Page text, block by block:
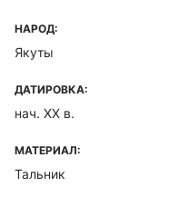
НАРОД:
Якуты
ДАТИРОВКА:
нач. XX в.
МАТЕРИАЛ:
Тальник